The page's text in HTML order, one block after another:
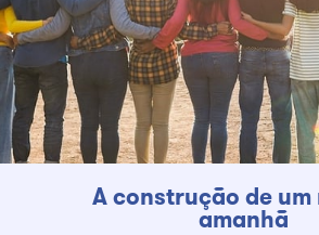
A construção de um
amanhã